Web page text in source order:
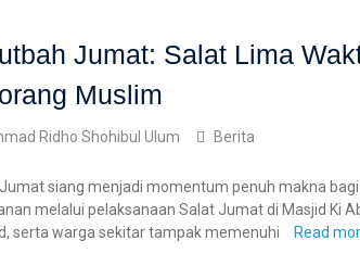
Jumat: Salat Lima
Muslim
Ridho Shohibul Ulum Berita
siang menjadi momentum penuh makna
melalui pelaksanaan Salat Jumat di Masjid Ki
serta warga sekitar tampak memenuhi
Read